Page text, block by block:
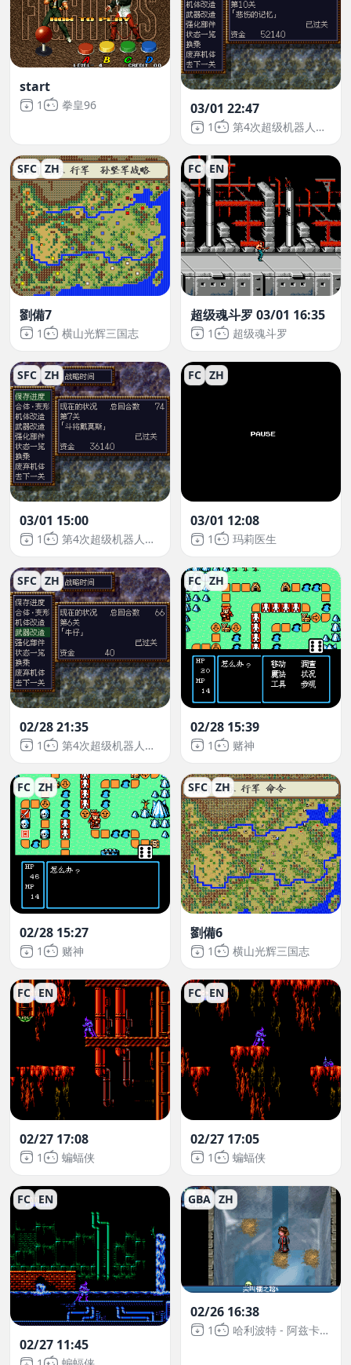
start
1 拳皇96 03/01 22:47
1 第4次超级机器人大战
SFC ZH
劉備7
1 横山光辉三国志
FC EN
超级魂斗罗 03/01 16:35
1 超级魂斗罗
SFC ZH
03/01 15:00
1 第4次超级机器人大战
FC ZH
03/01 12:08
1 玛莉医生
SFC ZH
02/28 21:35
1 第4次超级机器人大战
FC ZH
02/28 15:39
1 赌神
FC ZH
02/28 15:27
1 赌神
SFC ZH
劉備6
1 横山光辉三国志
FC EN
02/27 17:08
1 蝙蝠侠
FC EN
02/27 17:05
1 蝙蝠侠
FC EN
02/27 11:45
GBA ZH
02/26 16:38
1 哈利波特 - 阿兹卡班的逃犯